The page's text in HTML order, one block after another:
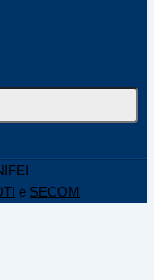
e SECOM